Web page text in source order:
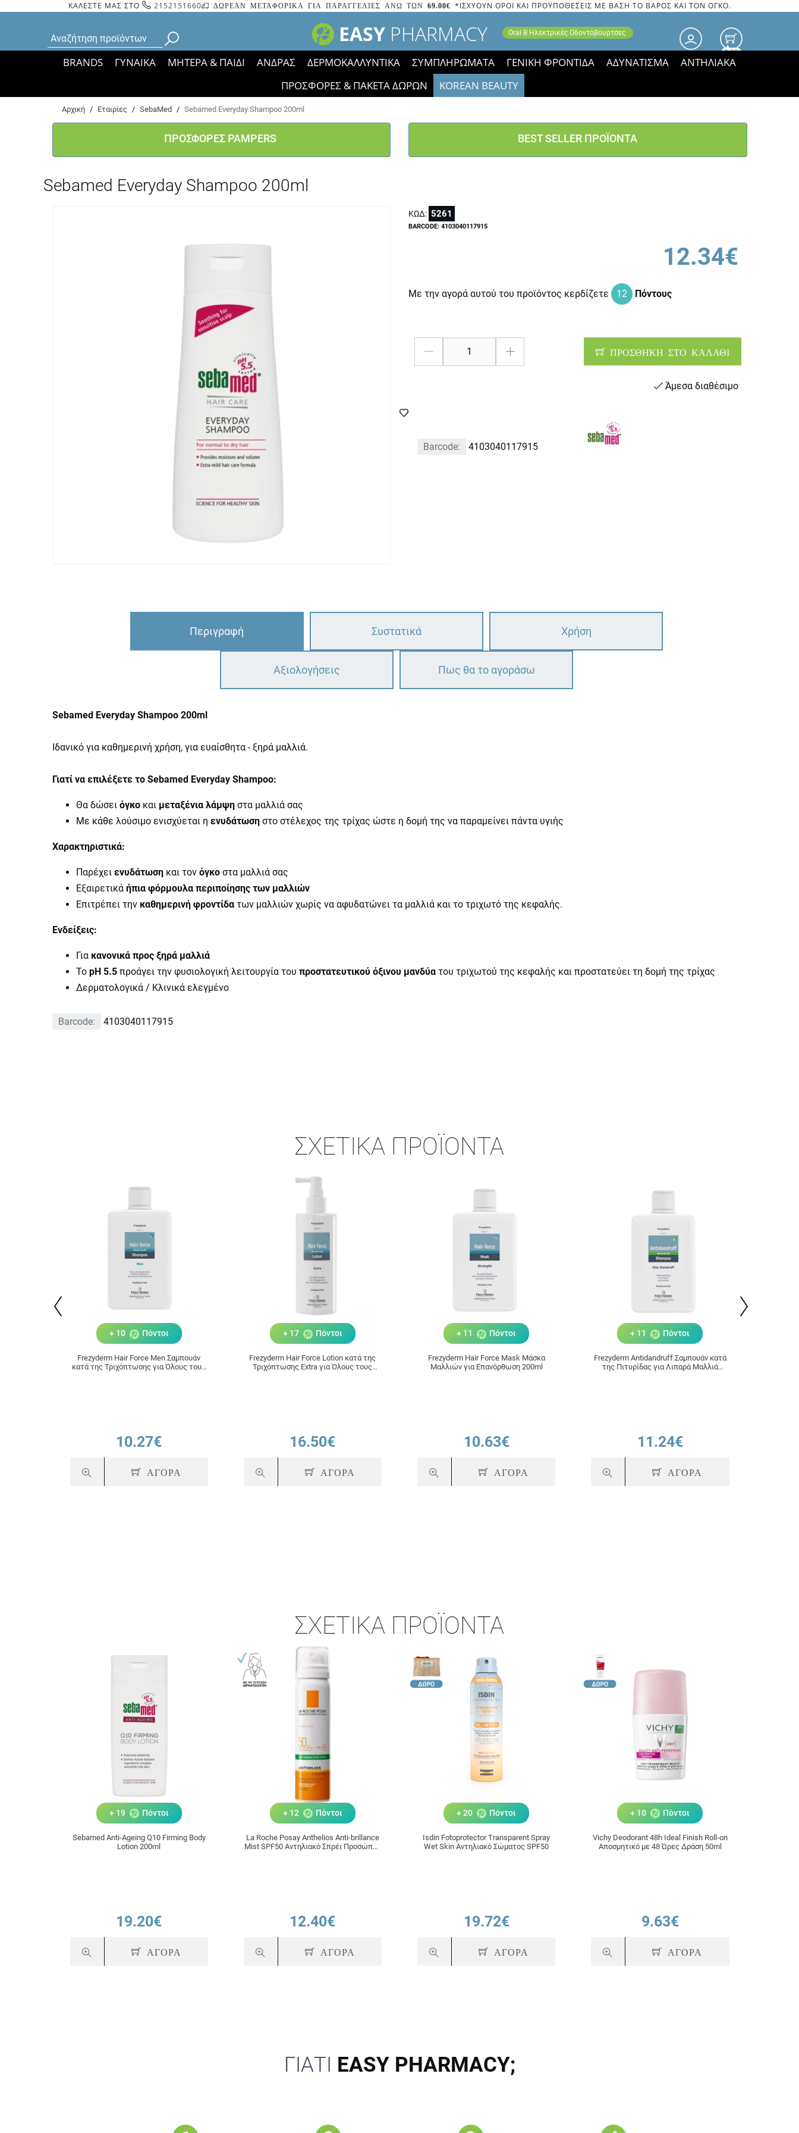
ΚΑΛΕΣΤΕ ΜΑΣ ΣΤΟ 2152151660 ΔΩΡΕΑΝ ΜΕΤΑΦΟΡΙΚΑ ΓΙΑ ΠΑΡΑΓΓΕΛΙΕΣ ΑΝΩ ΤΩΝ 69.00€ *ΙΣΧΥΟΥΝ ΟΡΟΙ ΚΑΙ ΠΡΟΫΠΟΘΕΣΕΙΣ ΜΕ ΒΑΣΗ ΤΟ ΒΑΡΟΣ ΚΑΙ ΤΟΝ ΟΓΚΟ.
EASY PHARMACY Oral B Ηλεκτρικές Οδοντόβουρτσες
0.00
BRANDS ΓΥΝΑΙΚΑ ΜΗΤΕΡΑ & ΠΑΙΔΙ ΑΝΔΡΑΣ ΔΕΡΜΟΚΑΛΛΥΝΤΙΚΑ ΣΥΜΠΛΗΡΩΜΑΤΑ ΓΕΝΙΚΗ ΦΡΟΝΤΙΔΑ ΑΔΥΝΑΤΙΣΜΑ
ΑΝΤΗΛΙΑΚΑ
ΠΡΟΣΦΟΡΕΣ & ΠΑΚΕΤΑ ΔΩΡΩΝ
KOREAN BEAUTY
Bάσει ΦΕΚ 35935/2023 τα εικονίδια των εκπτώσεων έφυγαν, οι χαμηλές μας τιμές ΠΑΡΑΜΕΝΟΥΝ!
Αρχική / Εταιρίες / SebaMed / Sebamed Everyday Shampoo 200ml
ΠΡΟΣΦΟΡΕΣ PAMPERS BEST SELLER ΠΡΟΪΟΝΤΑ
Sebamed Everyday Shampoo 200ml
ΚΩΔ: 5261
BARCODE: 4103040117915
12.34€
Με την αγορά αυτού του προϊόντος κερδίζετε 12 Πόντους
ΠΡΟΣΘΗΚΗ ΣΤΟ ΚΑΛΑΘΙ
Άμεσα διαθέσιμο
Barcode: 4103040117915
Περιγραφή Συστατικά Χρήση
Αξιολογήσεις Πως θα το αγοράσω
Sebamed Everyday Shampoo 200ml
Ιδανικό για καθημερινή χρήση, για ευαίσθητα - ξηρά μαλλιά.
Γιατί να επιλέξετε το Sebamed Everyday Shampoo:
Θα δώσει όγκοκαιμεταξένια λάμψηστα μαλλιά σας
Με κάθε λούσιμο ενισχύεται η ενυδάτωσηστο στέλεχος της τρίχας ώστε η δομή της να παραμείνει πάντα υγιής
Χαρακτηριστικά:
Παρέχει ενυδάτωσηκαι τον όγκοστα μαλλιά σας
Εξαιρετικά ήπια φόρμουλα περιποίησης των μαλλιών
Επιτρέπει την καθημερινή φροντίδατων μαλλιών χωρίς να αφυδατώνει τα μαλλιά και το τριχωτό της κεφαλής.
Ενδείξεις:
Για κανονικά προς ξηρά μαλλιά
Το pΗ 5.5προάγει την φυσιολογική λειτουργία του προστατευτικού όξινου μανδύατου τριχωτού της κεφαλής και προστατεύει τη δομή της τρίχας
Δερματολογικά / Κλινικά ελεγμένο
Barcode: 4103040117915
ΣΧΕΤΙΚΆ ΠΡΟΪΌΝΤΑ
+ 10 Πόντοι
Frezyderm Hair Force Men Σαμπουάν
κατά της Τριχόπτωσης για Όλους τους
10.27€
ΑΓΟΡΑ
+ 17 Πόντοι
Frezyderm Hair Force Lotion κατά της
Τριχόπτωσης Extra για Όλους τους
16.50€
ΑΓΟΡΑ
+ 11 Πόντοι
Frezyderm Hair Force Mask Μάσκα
Μαλλιών για Επανόρθωση 200ml
10.63€
ΑΓΟΡΑ
+ 11 Πόντοι
Frezyderm Antidandruff Σαμπουάν κατά
της Πιτυρίδας για Λιπαρά Μαλλιά
11.24€
ΑΓΟΡΑ
ΣΧΕΤΙΚΆ ΠΡΟΪΌΝΤΑ
+ 19 Πόντοι
Sebamed Anti-Ageing Q10 Firming Body
Lotion 200ml
19.20€
ΑΓΟΡΑ
+ 12 Πόντοι
La Roche Posay Anthelios Anti-brillance
Mist SPF50 Αντηλιακό Σπρέι Προσώπου
12.40€
ΑΓΟΡΑ
+ 20 Πόντοι
Isdin Fotoprotector Transparent Spray
Wet Skin Αντηλιακό Σώματος SPF50
19.72€
ΑΓΟΡΑ
+ 10 Πόντοι
Vichy Deodorant 48h Ideal Finish Roll-on
Αποσμητικό με 48 Ώρες Δράση 50ml
9.63€
ΑΓΟΡΑ
ΓΙΑΤΙ EASY PHARMACY;